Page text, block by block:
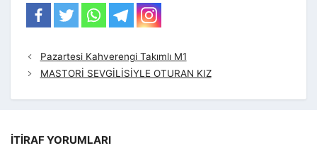
Pazartesi Kahverengi Takımlı M1
MASTORİ SEVGİLİSİYLE OTURAN KIZ
İTIRAF YORUMLARI